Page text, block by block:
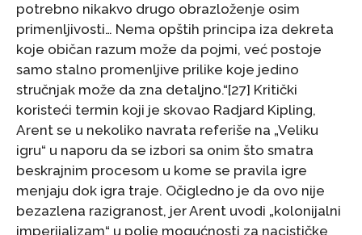
potrebno nikakvo drugo obrazloženje osim
primenljivosti… Nema opštih principa iza dekreta
koje običan razum može da pojmi, već postoje
samo stalno promenljive prilike koje jedino
stručnjak može da zna detaljno.“[27] Kritički
koristeći termin koji je skovao Radjard Kipling,
Arent se u nekoliko navrata referiše na „Veliku
igru“ u naporu da se izbori sa onim što smatra
beskrajnim procesom u kome se pravila igre
menjaju dok igra traje. Očigledno je da ovo nije
bezazlena razigranost, jer Arent uvodi „kolonijalni
imperijalizam“ u polje mogućnosti za nacističke